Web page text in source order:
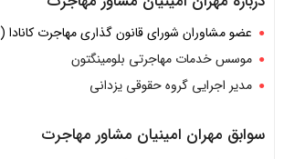
عضو مشاوران شورای قانون گذاری مهاجرت کانادا (ICCRC)
موسس خدمات مهاجرتی بلومینگتون
مدیر اجرایی گروه حقوقی یزدانی
سوابق مهران امینیان مشاور مهاجرت